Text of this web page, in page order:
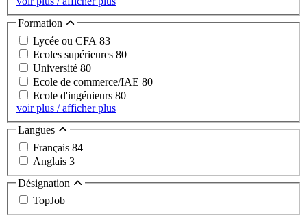
Formation
Lycée ou CFA 83
Ecoles supérieures 80
Université 80
Ecole de commerce/IAE 80
Ecole d'ingénieurs 80
voir plus / afficher plus
Langues
Français 84
Anglais 3
Désignation
TopJob